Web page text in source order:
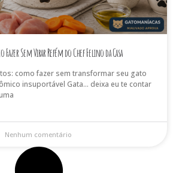
Fazer Sem Virar Refém do Chef Felino da Casa
como fazer sem transformar seu gato
insuportável Gata… deixa eu te contar
Nenhum comentário